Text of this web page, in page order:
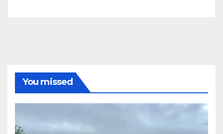
You missed